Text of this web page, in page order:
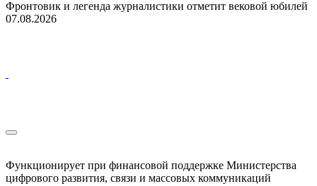
Фронтовик и легенда журналистики отметит вековой юбилей
07.08.2026
Функционирует при финансовой поддержке Министерства
цифрового развития, связи и массовых коммуникаций